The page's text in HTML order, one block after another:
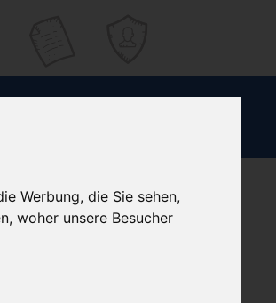
Werbung, die Sie sehen,
woher unsere Besucher